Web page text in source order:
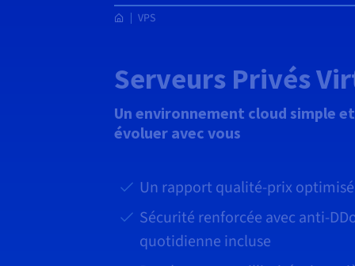
VPS
Serveurs Privés
Un environnement cloud simple
évoluer avec vous
Un rapport qualité-prix
Sécurité renforcée avec anti-
quotidienne incluse